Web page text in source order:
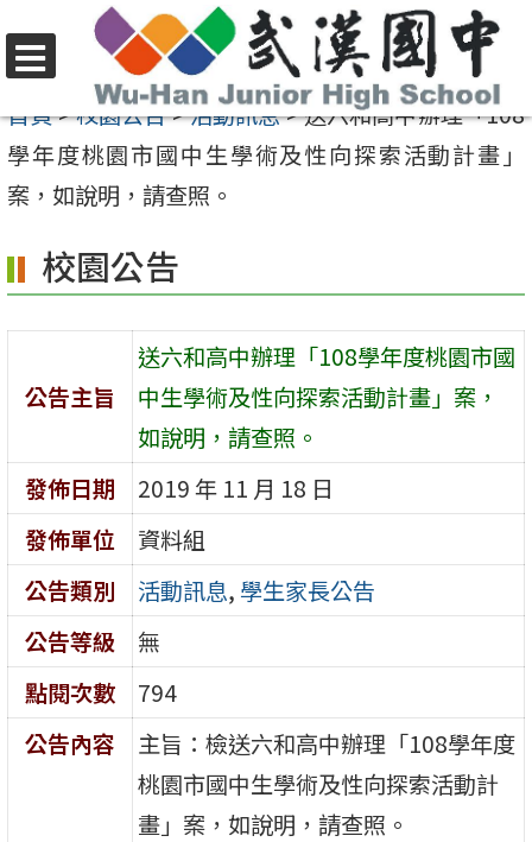
至
要
內
區
選
單
首頁>校園公告>活動訊息>送六和高中辦理「108
學年度桃園市國中生學術及性向探索活動計畫」
案，如說明，請查照。
校園公告
公告主旨
送六和高中辦理「108學年度桃園市國
中生學術及性向探索活動計畫」案，
如說明，請查照。
發佈日期
2019 年 11 月 18 日
發佈單位
資料組
公告類別
活動訊息, 學生家長公告
公告等級
無
點閱次數
794
公告內容
主旨：檢送六和高中辦理「108學年度
桃園市國中生學術及性向探索活動計
畫」案，如說明，請查照。